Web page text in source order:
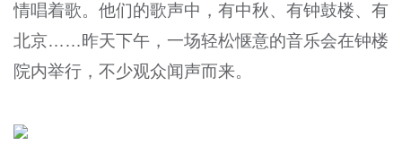
情唱着歌。他们的歌声中，有中秋、有钟鼓楼、有
北京……昨天下午，一场轻松惬意的音乐会在钟楼
院内举行，不少观众闻声而来。